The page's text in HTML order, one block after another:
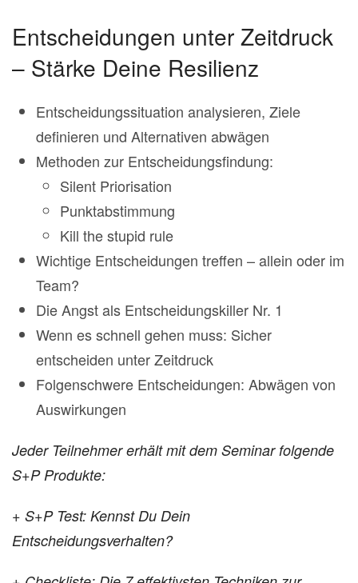
Entscheidungen unter Zeitdruck
– Stärke Deine Resilienz
Entscheidungssituation analysieren, Ziele
definieren und Alternativen abwägen
Methoden zur Entscheidungsfindung:
Silent Priorisation
Punktabstimmung
Kill the stupid rule
Wichtige Entscheidungen treffen – allein oder im
Team?
Die Angst als Entscheidungskiller Nr. 1
Wenn es schnell gehen muss: Sicher
entscheiden unter Zeitdruck
Folgenschwere Entscheidungen: Abwägen von
Auswirkungen
Jeder Teilnehmer erhält mit dem Seminar folgende
S+P Produkte:
+ S+P Test: Kennst Du Dein
Entscheidungsverhalten?